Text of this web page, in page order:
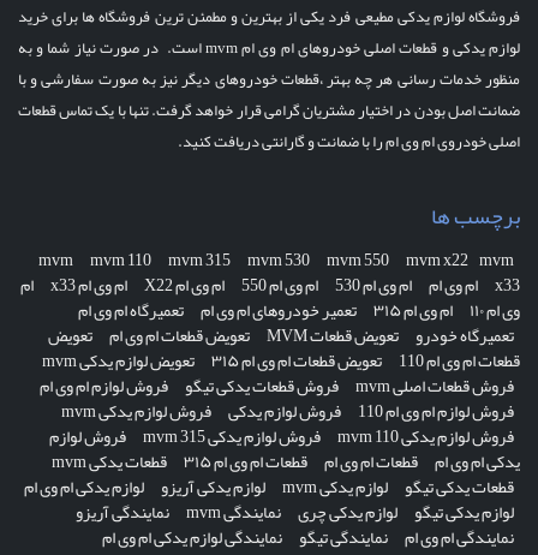
فروشگاه لوازم یدکی مطیعی فرد یکی از بهترین و مطمئن ترین فروشگاه ها برای خرید
لوازم یدکی و قطعات اصلی خودروهای ام وی ام mvm است. در صورت نیاز شما و به
منظور خدمات رسانی هر چه بهتر ،قطعات خودروهای دیگر نیز به صورت سفارشی و با
ضمانت اصل بودن در اختیار مشتریان گرامی قرار خواهد گرفت. تنها با یک تماس قطعات
اصلی خودروی ام وی ام را با ضمانت و گارانتی دریافت کنید.
برچسب ها
mvm mvm 110 mvm 315 mvm 530 mvm 550 mvm x22 mvm
x33 ام وی ام ام وی ام 530 ام وی ام 550 ام وی ام X22 ام وی ام x33 ام
وی ام ۱۱۰ ام وی ام ۳۱۵ تعمیر خودروهای ام وی ام تعمیرگاه ام وی ام
تعمیرگاه خودرو تعویض قطعات MVM تعویض قطعات ام وی ام تعویض
قطعات ام وی ام 110 تعویض قطعات ام وی ام ۳۱۵ تعویض لوازم یدکی mvm
فروش قطعات اصلی mvm فروش قطعات یدکی تیگو فروش لوازم ام وی ام
فروش لوازم ام وی ام 110 فروش لوازم یدکی فروش لوازم یدکی mvm
فروش لوازم یدکی mvm 110 فروش لوازم یدکی mvm 315 فروش لوازم
یدکی ام وی ام قطعات ام وی ام قطعات ام وی ام ۳۱۵ قطعات یدکی mvm
قطعات یدکی تیگو لوازم یدکی mvm لوازم یدکی آریزو لوازم یدکی ام وی ام
لوازم یدکی تیگو لوازم یدکی چری نمایندگی mvm نمایندگی آریزو
نمایندگی ام وی ام نمایندگی تیگو نمایندگی لوازم یدکی ام وی ام